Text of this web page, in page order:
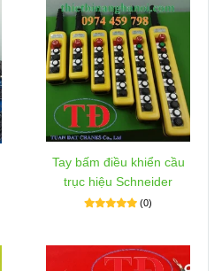
Tay bấm điều khiển cầu
trục hiệu Schneider
(0)